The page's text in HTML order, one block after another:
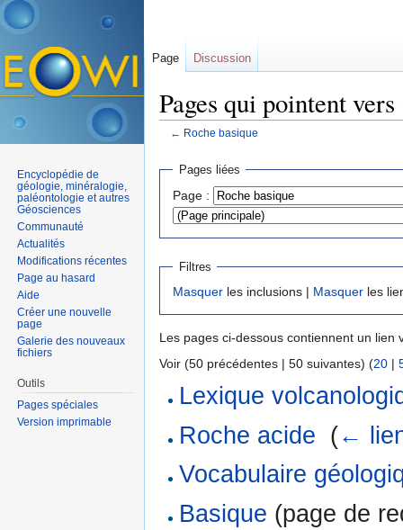
Pages qui pointent
← Roche basique
Pages liées
Page :
Filtres
Masquer les inclusions | Masquer les
Les pages ci-dessous contiennent un lien
Voir (50 précédentes | 50 suivantes) (20 |
Lexique
Roche acide (←
Vocabulaire
Basique (page de
Page Discussion
Encyclopédie de
géologie, minéralogie,
paléontologie et autres
Géosciences
Communauté
Actualités
Modifications récentes
Page au hasard
Aide
Créer une nouvelle
page
Galerie des nouveaux
fichiers
Outils
Pages spéciales
Version imprimable